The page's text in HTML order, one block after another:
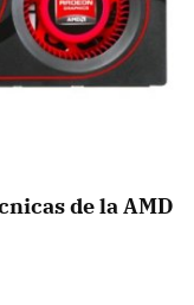
de laAMD